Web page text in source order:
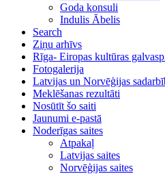
Goda konsuli
Indulis Ābelis
Search
Ziņu arhīvs
Rīga- Eiropas kultūras
Fotogalerija
Latvijas un Norvēģijas
Meklēšanas rezultāti
Nosūtīt šo saiti
Jaunumi e-pastā
Noderīgas saites
Atpakaļ
Latvijas saites
Norvēģijas saites